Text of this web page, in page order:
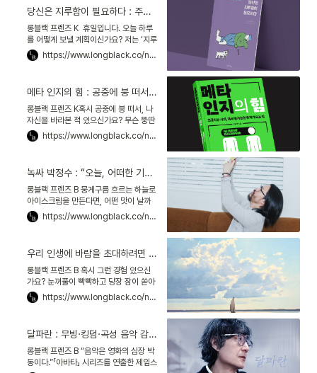
당신은 지루함이 필요하다 : 주말을 기다리며 숨 가쁘게 보냈나요?
롱블랙 프렌즈 K 휴일입니다. 오늘 하루
를 어떻게 보낼 계획이신가요? 저는 ‘지루
한 하루’를 보낼 작정입니다. 왜 사서 지루
함을 쫓느냐고요? 김지원 기자가 준비한
https://www.longblack.co/note/981
메타 인지의 힘 : 공중에 붕 떠서, 나를 내려다본 적 있나요?
롱블랙 프렌즈 K혹시 공중에 붕 떠서, 나
자신을 바라본 적 있으신가요? 무슨 뚱딴
지같은 소리인가 싶을 수 있겠습니다. 메
타 인지Metacognition 이야기입니다.
https://www.longblack.co/note/980
녹싸 박정수 : “오늘, 어떠한 기분으로 세상을 대하실 건가요?”
롱블랙 프렌즈 B 뭉게구름 흐르는 하늘로
아이스크림을 만든다면, 어떤 맛이 날까
요? 서울 마포구 염리동의 아이스크림 가
게 ‘녹기 전에’는, 하늘색 바닐라 아이스크
https://www.longblack.co/note/972
우리 인생에 바람을 초대하려면 : 슬리퍼를 벗고, 스마트폰은 내려놓자
롱블랙 프렌즈 B 혹시 그런 경험 있으신
가요? 눈꺼풀이 빡빡하고 당장 잠이 쏟아
질 것만 같은데, 꾸역꾸역 스마트폰을 하
는 경험.수면이라는 건강한 보상보다 스
https://www.longblack.co/note/968
달파란 : 무빙·킹덤·곡성 음악 감독, 이야기에 ‘공기감’을 설계하다
롱블랙 프렌즈 B “음악은 영화의 심장 박
동이다.”「아바타」 시리즈를 연출한 제임스